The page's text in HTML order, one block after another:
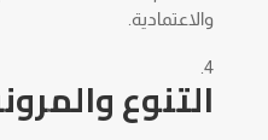
والاعتمادية.
التنوع